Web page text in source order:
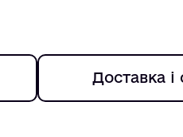
Доставка і